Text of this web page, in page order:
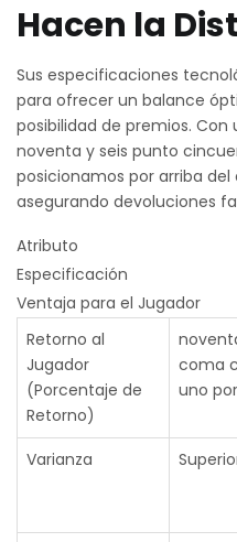
Hacen la
Sus especificaciones
para ofrecer un balance
posibilidad de premios.
noventa y seis punto
posicionamos por arriba
asegurando devoluciones
Atributo
Especificación
Ventaja para el Jugador
Retorno al
Jugador
(Porcentaje de
Retorno)
coma
uno
Varianza